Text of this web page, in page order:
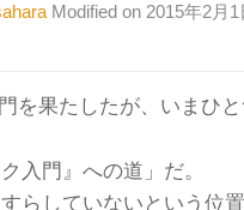
Modified on 2015年2月1
を果たしたが、いまひ
入門』への道」だ。
らしていないという位